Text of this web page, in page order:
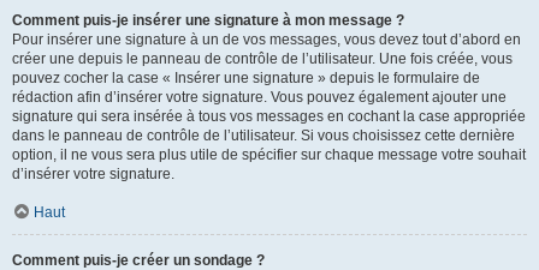
Comment puis-je insérer une signature à mon message ?
Pour insérer une signature à un de vos messages, vous devez tout d’abord en
créer une depuis le panneau de contrôle de l’utilisateur. Une fois créée, vous
pouvez cocher la case « Insérer une signature » depuis le formulaire de
rédaction afin d’insérer votre signature. Vous pouvez également ajouter une
signature qui sera insérée à tous vos messages en cochant la case appropriée
dans le panneau de contrôle de l’utilisateur. Si vous choisissez cette dernière
option, il ne vous sera plus utile de spécifier sur chaque message votre souhait
d’insérer votre signature.
Haut
Comment puis-je créer un sondage ?